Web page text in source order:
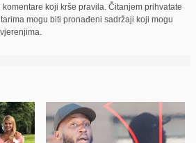
koji krše pravila. Čitanjem prihvatate
mogu biti pronađeni sadržaji koji mogu